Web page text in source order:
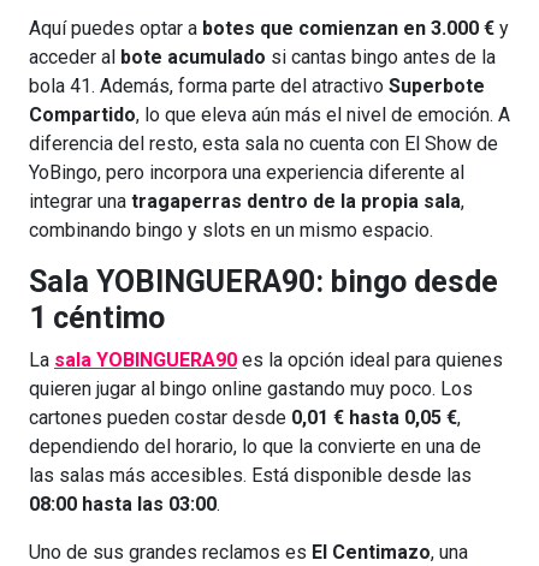
Aquí puedes optar a botes que comienzan en 3.000 € y
acceder al bote acumulado si cantas bingo antes de la
bola 41. Además, forma parte del atractivo Superbote
Compartido, lo que eleva aún más el nivel de emoción. A
diferencia del resto, esta sala no cuenta con El Show de
YoBingo, pero incorpora una experiencia diferente al
integrar una tragaperras dentro de la propia sala,
combinando bingo y slots en un mismo espacio.
Sala YOBINGUERA90: bingo desde
1 céntimo
La sala YOBINGUERA90 es la opción ideal para quienes
quieren jugar al bingo online gastando muy poco. Los
cartones pueden costar desde 0,01 € hasta 0,05 €,
dependiendo del horario, lo que la convierte en una de
las salas más accesibles. Está disponible desde las
08:00 hasta las 03:00.
Uno de sus grandes reclamos es El Centimazo, una